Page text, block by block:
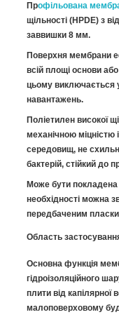
Профільована
щільності (HPDE) з
заввишки 8 мм.
Поверхня мембрани
всій площі основи
цьому виключається
навантажень.
Поліетилен високої
механічною міцністю
середовищ, не
бактерій, стійкий до
Може бути покладена
необхідності можна
передбаченим
Область
Основна функція
гідроізоляційного
плити від капілярної
малоповерховому